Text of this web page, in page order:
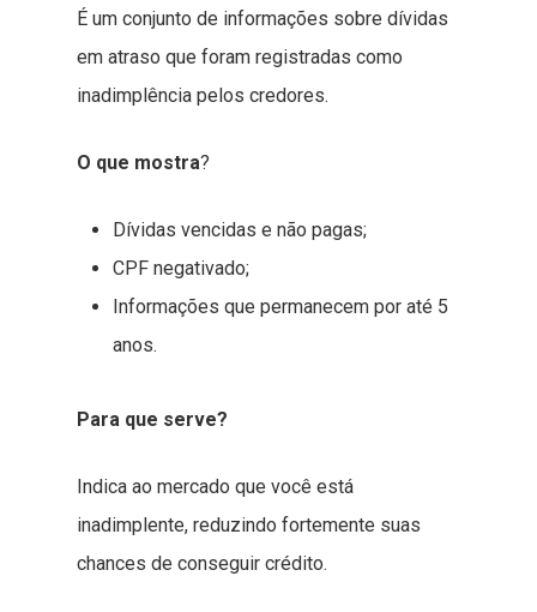
É um conjunto de informações sobre dívidas
em atraso que foram registradas como
inadimplência pelos credores.
O que mostra?
Dívidas vencidas e não pagas;
CPF negativado;
Informações que permanecem por até 5
anos.
Para que serve?
Indica ao mercado que você está
inadimplente, reduzindo fortemente suas
chances de conseguir crédito.